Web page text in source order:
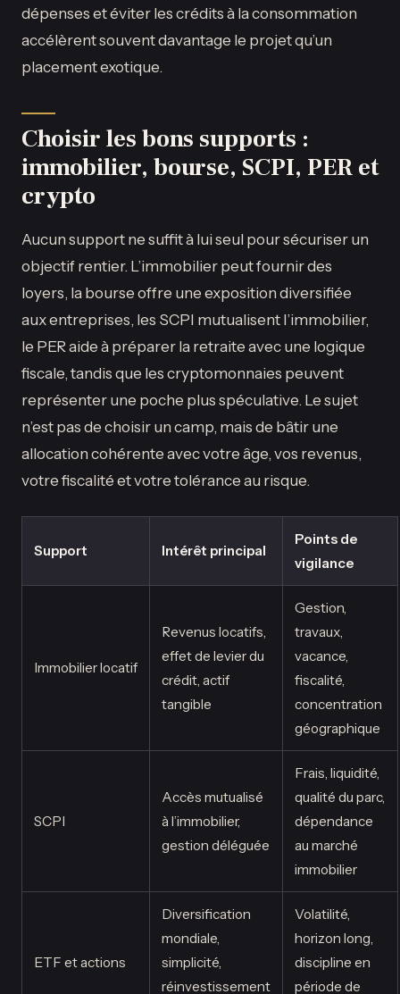
dépenses et éviter les crédits à la consommation
accélèrent souvent davantage le projet qu’un
placement exotique.
Choisir les bons supports :
immobilier, bourse, SCPI, PER et
crypto
Aucun support ne suffit à lui seul pour sécuriser un
objectif rentier. L’immobilier peut fournir des
loyers, la bourse offre une exposition diversifiée
aux entreprises, les SCPI mutualisent l’immobilier,
le PER aide à préparer la retraite avec une logique
fiscale, tandis que les cryptomonnaies peuvent
représenter une poche plus spéculative. Le sujet
n’est pas de choisir un camp, mais de bâtir une
allocation cohérente avec votre âge, vos revenus,
votre fiscalité et votre tolérance au risque.
Support Intérêt principal
Points de
vigilance
Immobilier locatif
Revenus locatifs,
effet de levier du
crédit, actif
tangible
Gestion,
travaux,
vacance,
fiscalité,
concentration
géographique
SCPI
Accès mutualisé
à l’immobilier,
gestion déléguée
Frais, liquidité,
qualité du parc,
dépendance
au marché
immobilier
ETF et actions
Diversification
mondiale,
simplicité,
réinvestissement
Volatilité,
horizon long,
discipline en
période de